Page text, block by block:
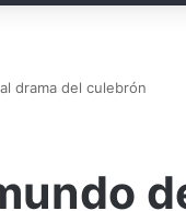
drama del culebrón